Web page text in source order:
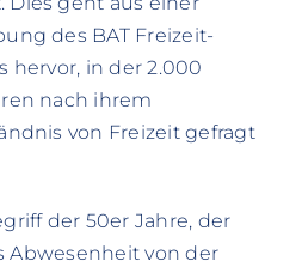
des BAT Freizeit-
hervor, in der 2.000
nach ihrem
von Freizeit gefragt
der 50er Jahre, der
Abwesenheit von der